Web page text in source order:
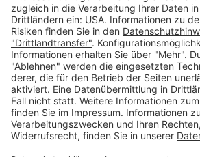
Kategorien
Betriebsorganisation (52)
Schlüsselorganisation (140)
Reifenorganisation (35)
Werkstattorganisation (166)
Preisauszeichnung und Preisdisplays (35)
Formulare KFZ und Werkstatt (34)
Kennzeichenhalter (49)
KFZ-Verkauf und KFZ-Präsentation (19)
Aussenwerbung (47)
Prospektpräsentation, Infosysteme (29)
Werbeartikel und Give-Aways (212)
SALES OFF (14)